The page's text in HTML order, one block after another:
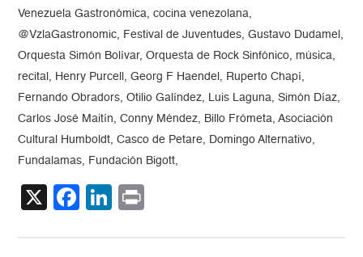
Venezuela Gastronómica, cocina venezolana,
@VzlaGastronomic, Festival de Juventudes, Gustavo Dudamel,
Orquesta Simón Bolívar, Orquesta de Rock Sinfónico, música,
recital, Henry Purcell, Georg F Haendel, Ruperto Chapí,
Fernando Obradors, Otilio Galíndez, Luis Laguna, Simón Díaz,
Carlos José Maitín, Conny Méndez, Billo Frómeta, Asociación
Cultural Humboldt, Casco de Petare, Domingo Alternativo,
Fundalamas, Fundación Bigott,
X Facebook
LinkedIn